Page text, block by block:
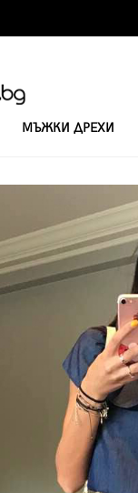
МЪЖКИ ДРЕХИ